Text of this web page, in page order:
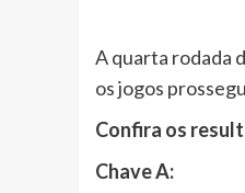
A quarta rodada
os jogos
Confira os
Chave A: